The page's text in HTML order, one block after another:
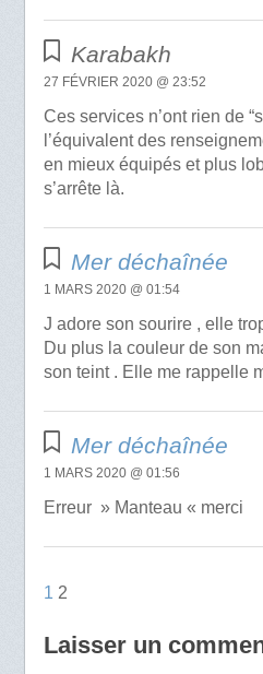
Karabakh
27 FÉVRIER 2020 @ 23:52
Ces services n’ont rien de
l’équivalent des
en mieux équipés et plus
s’arrête là.
Mer déchaînée
1 MARS 2020 @ 01:54
J adore son sourire , elle
Du plus la couleur de son
son teint . Elle me rappelle
Mer déchaînée
1 MARS 2020 @ 01:56
Erreur » Manteau « merci
1 2
Laisser un